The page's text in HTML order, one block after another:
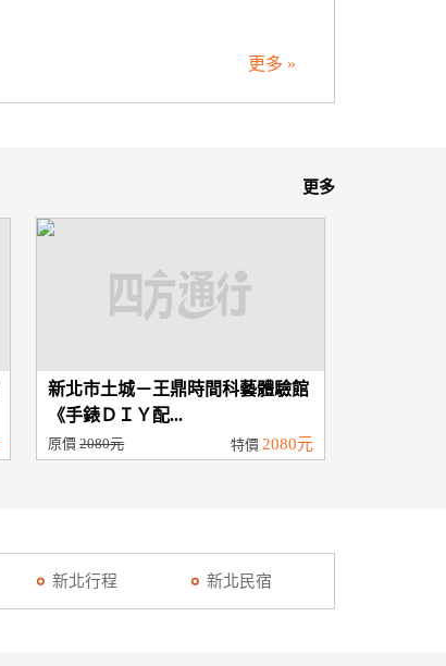
更多 »
更多
新北市土城－王鼎時間科藝體驗館
《手錶ＤＩＹ配...
原價2080元 特價 2080元
新北行程 新北民宿